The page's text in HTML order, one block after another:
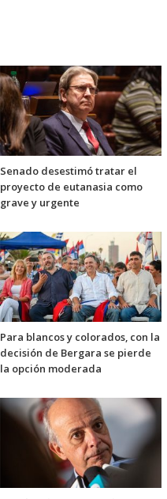
Senado desestimó tratar el
proyecto de eutanasia como
grave y urgente
Para blancos y colorados, con la
decisión de Bergara se pierde
la opción moderada